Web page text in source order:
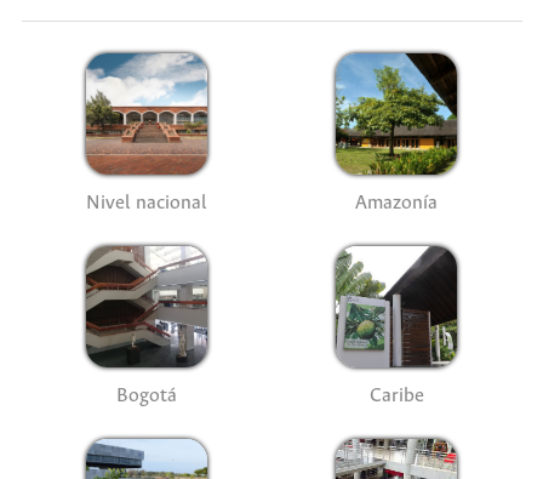
Nivel nacional Amazonía
Bogotá Caribe